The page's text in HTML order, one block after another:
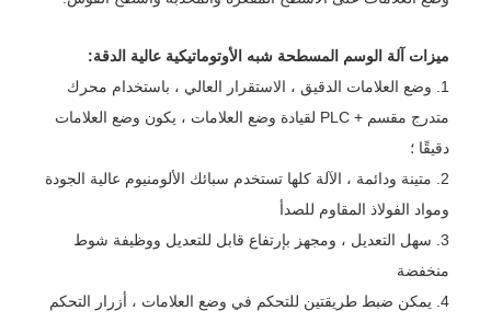
ميزات آلة الوسم المسطحة شبه الأوتوماتيكية عالية الدقة:
1. وضع العلامات الدقيق ، الاستقرار العالي ، باستخدام محرك
متدرج مقسم + PLC لقيادة وضع العلامات ، يكون وضع العلامات
دقيقًا ؛
2. متينة ودائمة ، الآلة كلها تستخدم سبائك الألومنيوم عالية الجودة
ومواد الفولاذ المقاوم للصدأ
3. سهل التعديل ، ومجهز بإرتفاع قابل للتعديل ووظيفة شوط
منخفضة
4. يمكن ضبط طريقتين للتحكم في وضع العلامات ، أزرار التحكم